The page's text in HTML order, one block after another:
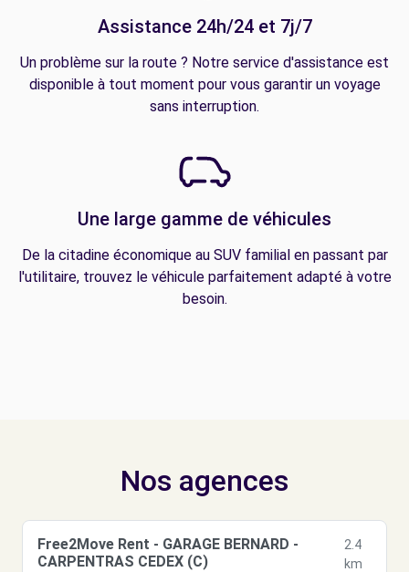
Assistance 24h/24 et 7j/7
Un problème sur la route ? Notre service d'assistance est
disponible à tout moment pour vous garantir un voyage
sans interruption.
Une large gamme de véhicules
De la citadine économique au SUV familial en passant par
l'utilitaire, trouvez le véhicule parfaitement adapté à votre
besoin.
Nos agences
Free2Move Rent - GARAGE BERNARD -
CARPENTRAS CEDEX (C)
2.4
km